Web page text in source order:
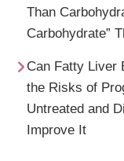
Than
Carbohydrate”
Can Fatty Liver
the Risks of
Untreated and
Improve It